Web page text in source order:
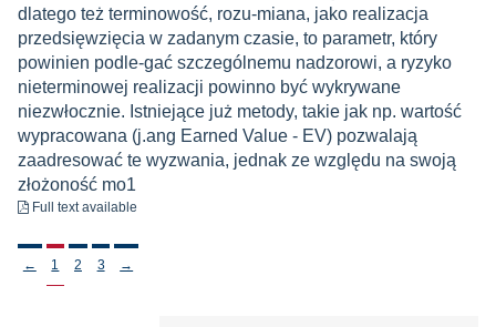
dlatego też terminowość, rozu-miana, jako realizacja
przedsięwzięcia w zadanym czasie, to parametr, który
powinien podle-gać szczególnemu nadzorowi, a ryzyko
nieterminowej realizacji powinno być wykrywane
niezwłocznie. Istniejące już metody, takie jak np. wartość
wypracowana (j.ang Earned Value - EV) pozwalają
zaadresować te wyzwania, jednak ze względu na swoją
złożoność mo1
Full text available
Stronicowanie
← 1 2 3 →